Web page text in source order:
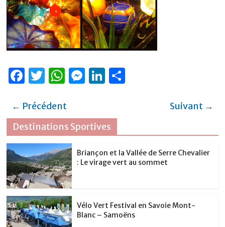
F
c
e
b
o
o
k
T
it
te
r
W
at
s
A
p
p
M
e
n
g
Li
e
dI
n
er
← Précédent
Suivant →
Destinations Sportives
Briançon et la Vallée de Serre Chevalier
: Le virage vert au sommet
Vélo Vert Festival en Savoie Mont-
Blanc – Samoëns